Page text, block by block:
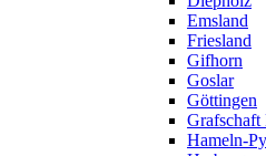
Emsland
Friesland
Gifhorn
Goslar
Göttingen
Grafschaft
Hameln-